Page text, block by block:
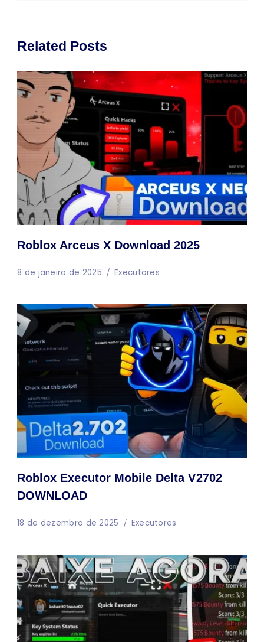
Related Posts
Roblox Arceus X Download 2025
8 de janeiro de 2025 Executores
Roblox Executor Mobile Delta V2702
DOWNLOAD
18 de dezembro de 2025 Executores